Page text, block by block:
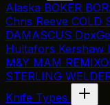
Alaska BÖKER
Chris Reeve COLD
DAMASCUS
Hultafors Kershaw
M&Y MAM
STERLING
Knife Types